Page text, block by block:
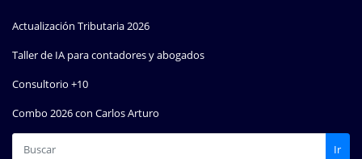
Actualización Tributaria 2026
Taller de IA para contadores y abogados
Consultorio +10
Combo 2026 con Carlos Arturo
Ir